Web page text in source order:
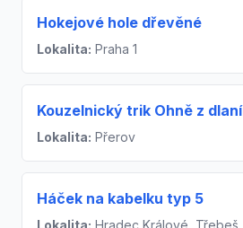
Hokejové hole dřevěné
Lokalita: Praha 1
Kouzelnický trik Ohně z dlaní
Lokalita: Přerov
Háček na kabelku typ 5